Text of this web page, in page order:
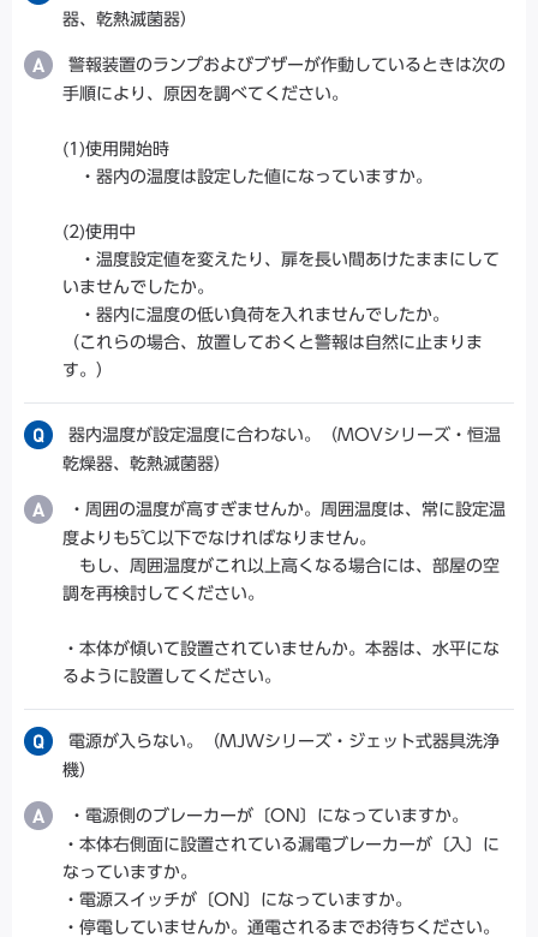
器、乾熱滅菌器）
警報装置のランプおよびブザーが作動しているときは次の
手順により、原因を調べてください。
(1)使用開始時
・器内の温度は設定した値になっていますか。
(2)使用中
・温度設定値を変えたり、扉を長い間あけたままにして
いませんでしたか。
・器内に温度の低い負荷を入れませんでしたか。
（これらの場合、放置しておくと警報は自然に止まりま
す。）
器内温度が設定温度に合わない。（MOVシリーズ・恒温
乾燥器、乾熱滅菌器）
・周囲の温度が高すぎませんか。周囲温度は、常に設定温
度よりも5℃以下でなければなりません。
もし、周囲温度がこれ以上高くなる場合には、部屋の空
調を再検討してください。
・本体が傾いて設置されていませんか。本器は、水平にな
るように設置してください。
電源が入らない。（MJWシリーズ・ジェット式器具洗浄
機）
・電源側のブレーカーが〔ON〕になっていますか。
・本体右側面に設置されている漏電ブレーカーが〔入〕に
なっていますか。
・電源スイッチが〔ON〕になっていますか。
・停電していませんか。通電されるまでお待ちください。